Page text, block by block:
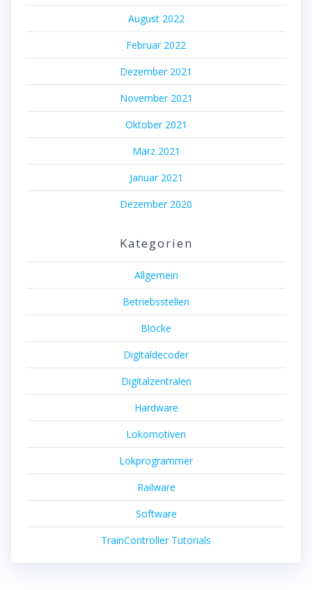
August 2022
Februar 2022
Dezember 2021
November 2021
Oktober 2021
März 2021
Januar 2021
Dezember 2020
Kategorien
Allgemein
Betriebsstellen
Blöcke
Digitaldecoder
Digitalzentralen
Hardware
Lokomotiven
Lokprogrammer
Railware
Software
TrainController Tutorials